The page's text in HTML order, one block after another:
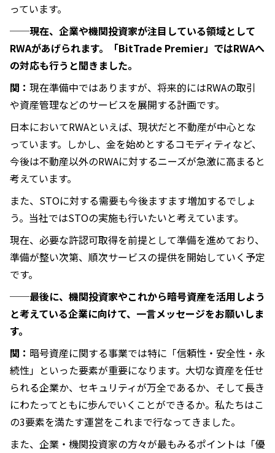
っています。
──現在、企業や機関投資家が注目している領域として
RWAがあげられます。「BitTrade Premier」ではRWAへ
の対応も行うと聞きました。
関： 現在準備中ではありますが、将来的にはRWAの取引
や資産管理などのサービスを展開する計画です。
日本においてRWAといえば、現状だと不動産が中心とな
っています。しかし、金を始めとするコモディティなど、
今後は不動産以外のRWAに対するニーズが急激に高まると
考えています。
また、STOに対する需要も今後ますます増加するでしょ
う。当社ではSTOの実施も行いたいと考えています。
現在、必要な許認可取得を前提として準備を進めており、
準備が整い次第、順次サービスの提供を開始していく予定
です。
──最後に、機関投資家やこれから暗号資産を活用しよう
と考えている企業に向けて、一言メッセージをお願いしま
す。
関： 暗号資産に関する事業では特に「信頼性・安全性・永
続性」といった要素が重要になります。大切な資産を任せ
られる企業か、セキュリティが万全であるか、そして長き
にわたってともに歩んでいくことができるか。私たちはこ
の3要素を満たす運営をこれまで行なってきました。
また、企業・機関投資家の方々が最もみるポイントは「優